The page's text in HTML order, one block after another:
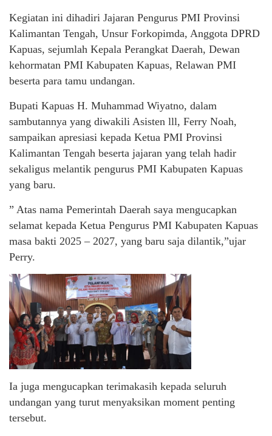
Kegiatan ini dihadiri Jajaran Pengurus PMI Provinsi
Kalimantan Tengah, Unsur Forkopimda, Anggota DPRD
Kapuas, sejumlah Kepala Perangkat Daerah, Dewan
kehormatan PMI Kabupaten Kapuas, Relawan PMI
beserta para tamu undangan.
Bupati Kapuas H. Muhammad Wiyatno, dalam
sambutannya yang diwakili Asisten lll, Ferry Noah,
sampaikan apresiasi kepada Ketua PMI Provinsi
Kalimantan Tengah beserta jajaran yang telah hadir
sekaligus melantik pengurus PMI Kabupaten Kapuas
yang baru.
” Atas nama Pemerintah Daerah saya mengucapkan
selamat kepada Ketua Pengurus PMI Kabupaten Kapuas
masa bakti 2025 – 2027, yang baru saja dilantik,”ujar
Perry.
Ia juga mengucapkan terimakasih kepada seluruh
undangan yang turut menyaksikan moment penting
tersebut.